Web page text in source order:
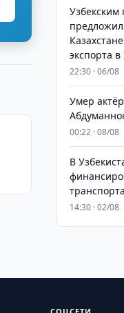
экспорта в
22:30 · 06/08
Умер
00:22 · 08/08
В
транспорта
14:30 · 02/08